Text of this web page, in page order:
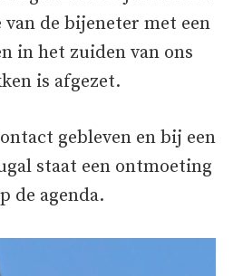
de bijeneter met een
in het zuiden van ons
is afgezet.
gebleven en bij een
staat een ontmoeting
de agenda.